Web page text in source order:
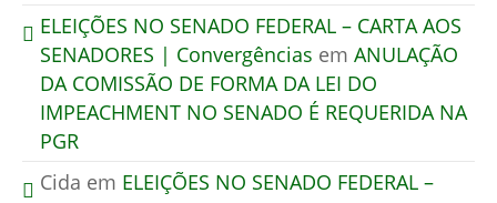
ELEIÇÕES NO SENADO FEDERAL – CARTA AOS
SENADORES | Convergências em ANULAÇÃO
DA COMISSÃO DE FORMA DA LEI DO
IMPEACHMENT NO SENADO É REQUERIDA NA
PGR
Cida em ELEIÇÕES NO SENADO FEDERAL –